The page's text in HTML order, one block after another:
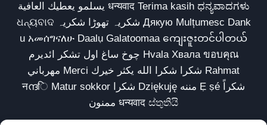
يسلمو يعطيك العافية धन्यवाद Terima kasih ಧನ್ಯವಾದಗಳು
ଧନ୍ୟବାଦ شکریہ تھوڑا شکریہ Дякую Mulțumesc Dank
u አመሰግናለሁ Daalụ Galatoomaa ကျေးဇူးတင်ပါတယ်
چوخ ساغ اول تشکر ائدیرم Hvala Хвала ขอบคุณ
مهرباني Merci شكرا شكرا الله يكثر خيرك Rahmat
नന്ദि Matur sokkor شكرا Dziękuję مننه Ẹ ṣé شكراً
ممنون धन्यवाद ස්තුතියි